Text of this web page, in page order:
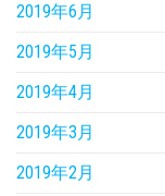
2019年6月
2019年5月
2019年4月
2019年3月
2019年2月